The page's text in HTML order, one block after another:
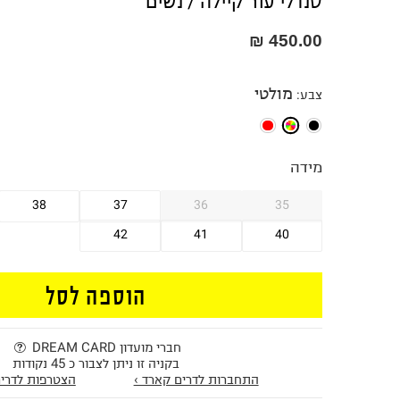
450.00 ₪
צבע: מולטי
מידה
35
36
37
38
40
41
42
הוספה לסל
חברי מועדון DREAM CARD
בקניה זו ניתן לצבור כ 45 נקודות
התחברות לדרים קארד ›
הצטרפות